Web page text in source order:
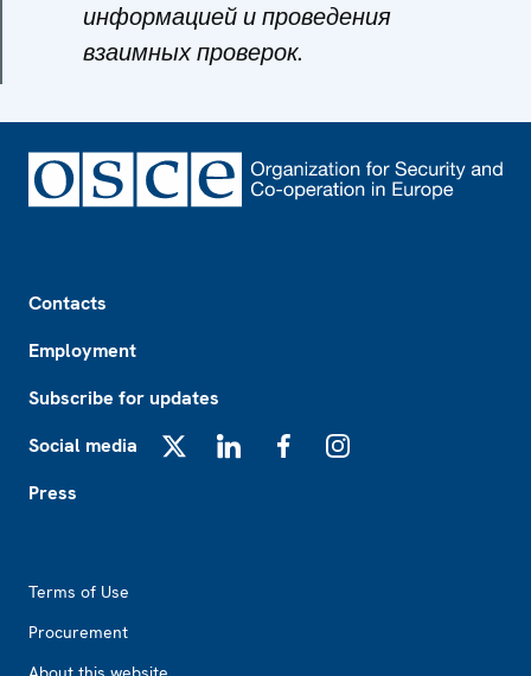
информацией и проведения
взаимных проверок.
Contacts
Employment
Subscribe for updates
Social media
Press
Terms of Use
Procurement